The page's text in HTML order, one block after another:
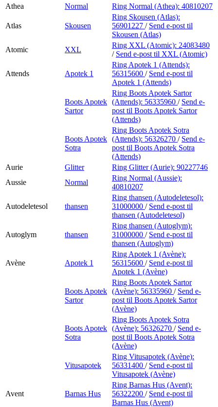
Athea
Normal Ring Normal (Athea): 40810207
Atlas Skousen
Ring Skousen (Atlas):
56901227 / Send e-post til
Skousen (Atlas)
Atomic
XXL
Ring XXL (Atomic): 24083480
/ Send e-post til XXL (Atomic)
Attends Apotek 1
Ring Apotek 1 (Attends):
56315600 / Send e-post til
Apotek 1 (Attends)
Boots Apotek
Sartor
Ring Boots Apotek Sartor
(Attends): 56335960 / Send e-
post til Boots Apotek Sartor
(Attends)
Boots Apotek
Sotra
Ring Boots Apotek Sotra
(Attends): 56326270 / Send e-
post til Boots Apotek Sotra
(Attends)
Aurie
Glitter Ring Glitter (Aurie): 90227746
Aussie
Normal
Ring Normal (Aussie):
40810207
Autodeletesol thansen
Ring thansen (Autodeletesol):
31000000 / Send e-post til
thansen (Autodeletesol)
Autoglym thansen
Ring thansen (Autoglym):
31000000 / Send e-post til
thansen (Autoglym)
Avène Apotek 1
Ring Apotek 1 (Avène):
56315600 / Send e-post til
Apotek 1 (Avène)
Boots Apotek
Sartor
Ring Boots Apotek Sartor
(Avène): 56335960 / Send e-
post til Boots Apotek Sartor
(Avène)
Boots Apotek
Sotra
Ring Boots Apotek Sotra
(Avène): 56326270 / Send e-
post til Boots Apotek Sotra
(Avène)
Vitusapotek
Ring Vitusapotek (Avène):
56331400 / Send e-post til
Vitusapotek (Avène)
Avent Barnas Hus
Ring Barnas Hus (Avent):
56322200 / Send e-post til
Barnas Hus (Avent)